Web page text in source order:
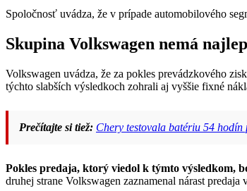
Spoločnosť uvádza, že v prípade automobilového
Skupina Volkswagen nemá
Volkswagen uvádza, že za pokles prevádzkového
týchto slabších výsledkoch zohrali aj vyššie fixné
Prečítajte si tiež: Chery testovala batériu 54
Pokles predaja, ktorý viedol k týmto výsledkom,
druhej strane Volkswagen zaznamenal nárast